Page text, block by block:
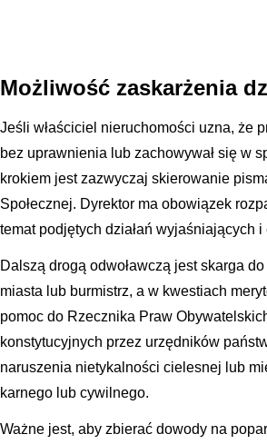
Możliwość zaskarżenia
Jeśli właściciel nieruchomości uzna, że
bez uprawnienia lub zachowywał się w
krokiem jest zazwyczaj skierowanie
Społecznej. Dyrektor ma obowiązek
temat podjętych działań wyjaśniających
Dalszą drogą odwoławczą jest skarga
miasta lub burmistrz, a w kwestiach
pomoc do Rzecznika Praw
konstytucyjnych przez urzędników
naruszenia nietykalności cielesnej lub
karnego lub cywilnego.
Ważne jest, aby zbierać dowody na